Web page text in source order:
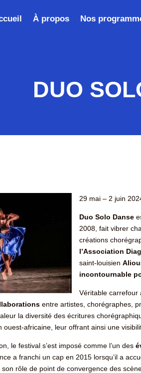
À propos Nos
DUO
29 mai – 2 juin
Duo Solo Danse
2008, fait vibrer
créations
l’Association
saint-louisien
incontournable
Véritable carrefour
entre artistes, chorégraphes,
la diversité des écritures
ouest-africaine, leur offrant ainsi une
le festival s’est imposé comme l’un des
a franchi un cap en 2015 lorsqu’il a
son rôle de point de convergence des